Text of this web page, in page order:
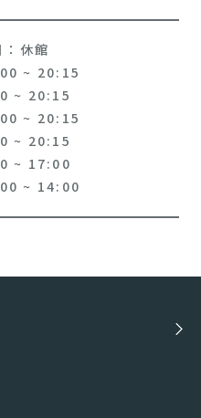
休館
~ 20:15
~ 20:15
~ 20:15
~ 20:15
~ 17:00
~ 14:00